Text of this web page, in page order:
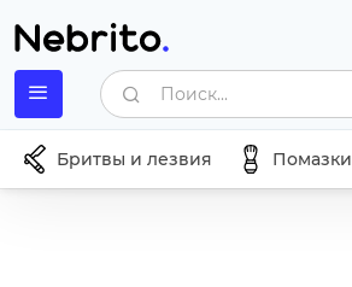
Поиск...
Бритвы и лезвия Помазки